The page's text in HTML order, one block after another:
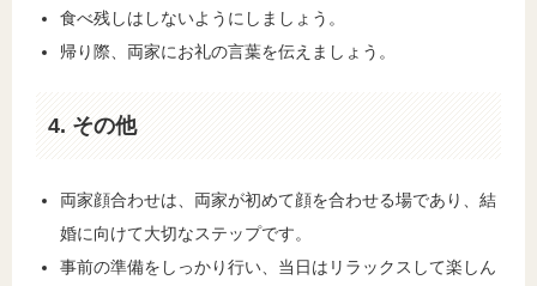
食べ残しはしないようにしましょう。
帰り際、両家にお礼の言葉を伝えましょう。
4. その他
両家顔合わせは、両家が初めて顔を合わせる場であり、結
婚に向けて大切なステップです。
事前の準備をしっかり行い、当日はリラックスして楽しん